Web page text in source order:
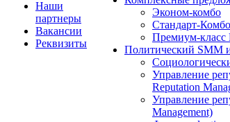
Наши
партнеры
Вакансии
Реквизиты
Эконом-комбо
Стандарт-Комбо
Премиум-класс
Политический SMM
Управление
Reputation
Управление
Management)